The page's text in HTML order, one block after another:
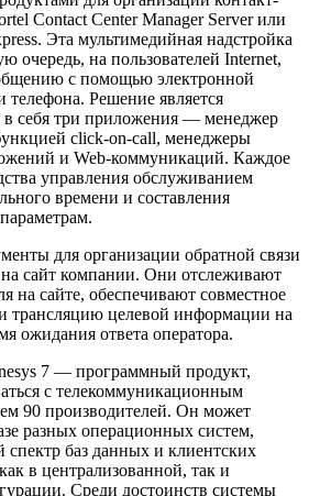
Contact Center Manager Server или
Эта мультимедийная надстройка
очередь, на пользователей Internet,
с помощью электронной
Решение является
себя три приложения — менеджер
click-on-call, менеджеры
и Web-коммуникаций. Каждое
управления обслуживанием
времени и составления
для организации обратной связи
сайт компании. Они отслеживают
на сайте, обеспечивают совместное
трансляцию целевой информации на
ожидания ответа оператора.
7 — программный продукт,
с телекоммуникационным
90 производителей. Он может
разных операционных систем,
баз данных и клиентских
в централизованной, так и
Среди достоинств системы